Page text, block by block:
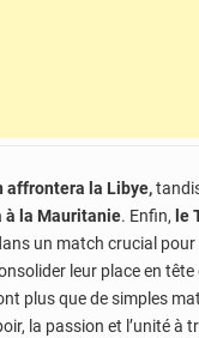
affrontera la Libye,
à la Mauritanie. Enfin, le
un match crucial pour
leur place en tête
plus que de simples
la passion et l’unité à